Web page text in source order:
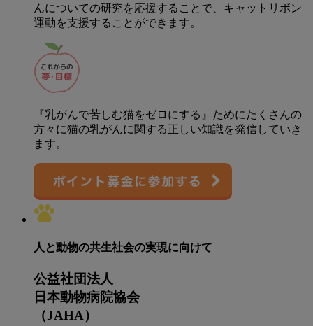
んについての研究を応援することで、キャットリボン
運動を支援することができます。
『乳がんで苦しむ猫をゼロにする』ためにたくさんの
方々に猫の乳がんに関する正しい知識を発信していき
ます。
人と動物の共生社会の実現に向けて
公益社団法人
日本動物病院協会
（JAHA）